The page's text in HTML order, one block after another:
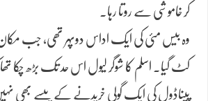
کر خاموشی سے روتا رہا۔
وہ بیس مئی کی ایک اداس دوپہر تھی، جب مکان
کٹ گیا۔ اسلم کا شوگر لیول اس حد تک بڑھ
پیناڈول کی ایک گولی خریدنے کے پیسے بھی